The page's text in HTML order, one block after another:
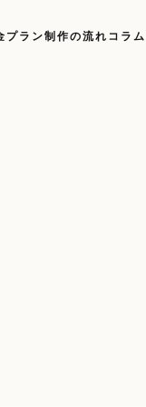
プラン制作の流れ コラム